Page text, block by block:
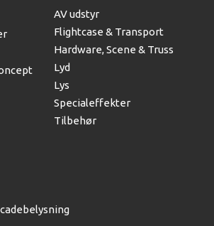
AV udstyr
Flightcase & Transport
Hardware, Scene & Truss
Lyd
Lys
Specialeffekter
Tilbehør